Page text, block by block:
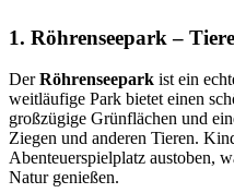
1. Röhrenseepark –
DerRöhrenseepark ist ein
weitläufige Park bietet einen
großzügige Grünflächen und
Ziegen und anderen Tieren.
Abenteuerspielplatz austoben,
Natur genießen.